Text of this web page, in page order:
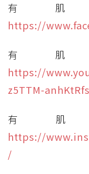
有肌
https://
有肌
https://
z5TTM-
有
https://
/